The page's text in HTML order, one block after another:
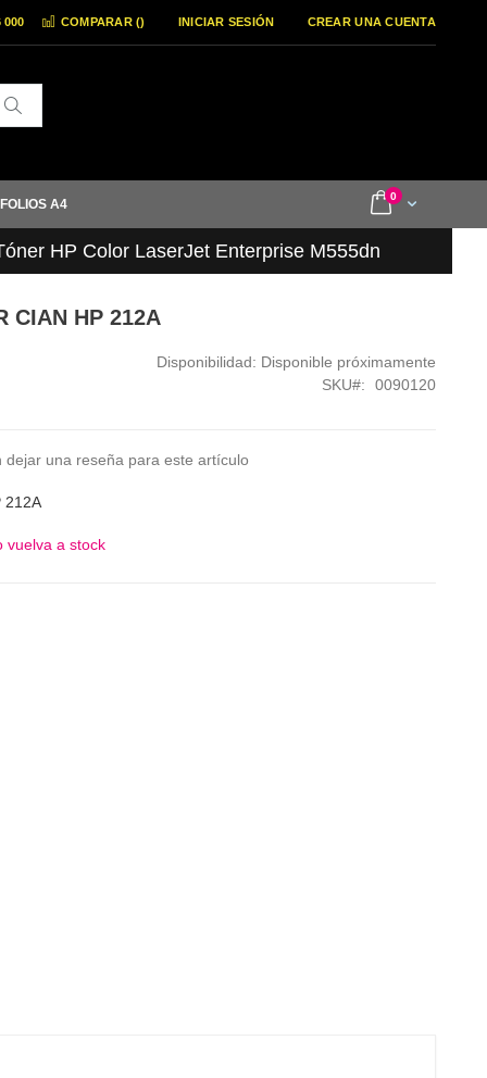
COMPARAR () INICIAR SESIÓN CREAR UNA CUENTA
000
Cart
0items
A4
HP Color LaserJet Enterprise M555dn
CIAN HP 212A
Disponibilidad: Disponible próximamente
SKU
0090120
dejar una reseña para este artículo
212A
vuelva a stock